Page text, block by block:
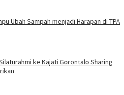
Ubah Sampah menjadi Harapan di TPA
ke Kajati Gorontalo Sharing